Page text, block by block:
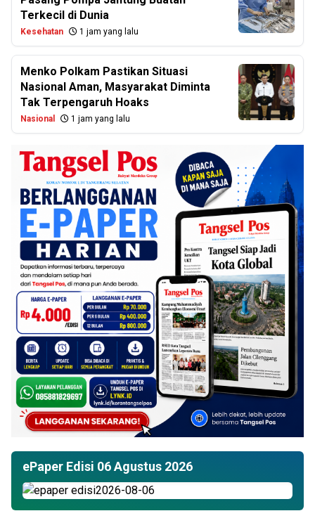
Terkecil di Dunia
Kesehatan 1 jam yang lalu
Menko Polkam Pastikan Situasi
Nasional Aman, Masyarakat Diminta
Tak Terpengaruh Hoaks
Nasional 1 jam yang lalu
ePaper Edisi 06 Agustus 2026